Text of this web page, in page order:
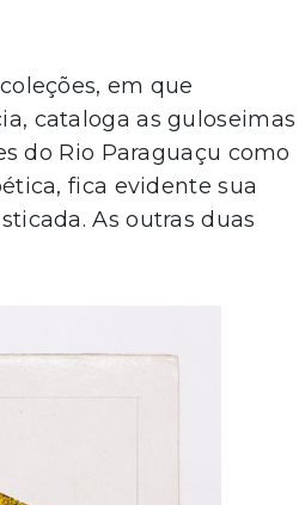
em que
cataloga as guloseimas
do Rio Paraguaçu como
fica evidente sua
As outras duas